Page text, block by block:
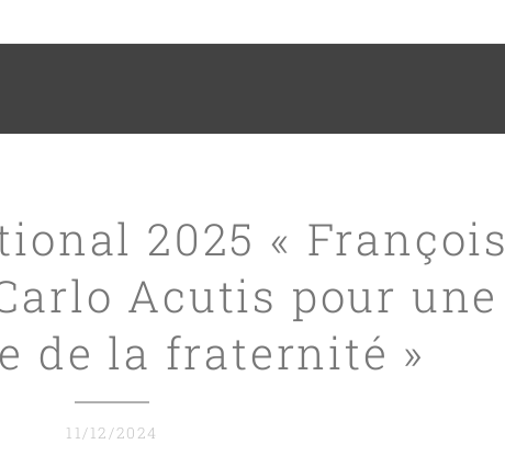
2025 « François
Acutis pour une
de la fraternité »
11/12/2024